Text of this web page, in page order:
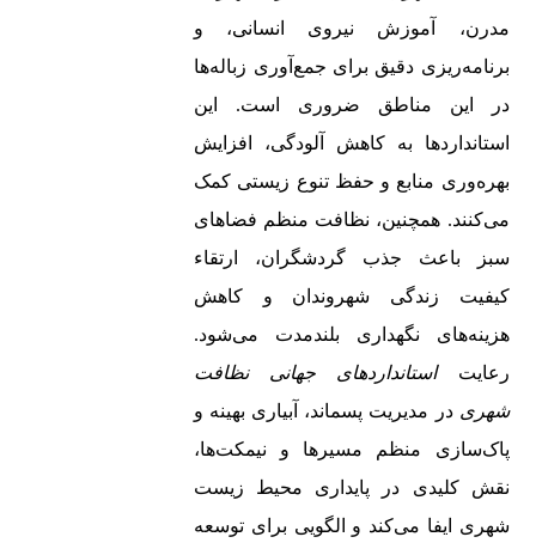
مدرن، آموزش نیروی انسانی، و
برنامه‌ریزی دقیق برای جمع‌آوری زباله‌ها
در این مناطق ضروری است. این
استانداردها به کاهش آلودگی، افزایش
بهره‌وری منابع و حفظ تنوع زیستی کمک
می‌کنند. همچنین، نظافت منظم فضاهای
سبز باعث جذب گردشگران، ارتقاء
کیفیت زندگی شهروندان و کاهش
هزینه‌های نگهداری بلندمدت می‌شود.
رعایتاستانداردهای جهانی نظافت
شهری در مدیریت پسماند، آبیاری بهینه و
پاک‌سازی منظم مسیرها و نیمکت‌ها،
نقش کلیدی در پایداری محیط زیست
شهری ایفا می‌کند و الگویی برای توسعه